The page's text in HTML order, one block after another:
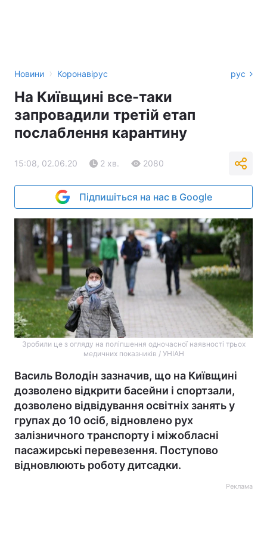
Новини › Коронавірус рус
На Київщині все-таки
запровадили третій етап
послаблення карантину
15:08, 02.06.20 2 хв. 2080
Підпишіться на нас в Google
Зробили це з огляду на поліпшення одночасної наявності трьох
медичних показників / УНІАН
Василь Володін зазначив, що на Київщині
дозволено відкрити басейни і спортзали,
дозволено відвідування освітніх занять у
групах до 10 осіб, відновлено рух
залізничного транспорту і міжобласні
пасажирські перевезення. Поступово
відновлюють роботу дитсадки.
Реклама